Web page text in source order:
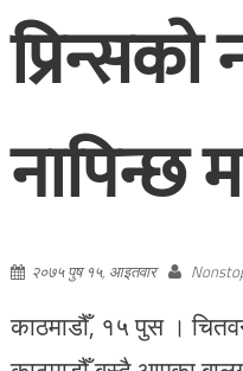
प्रिन्सको
नापिन्छ
२०७५ पुष १५, आइतवार
काठमाडौँ, १५ पुस ।